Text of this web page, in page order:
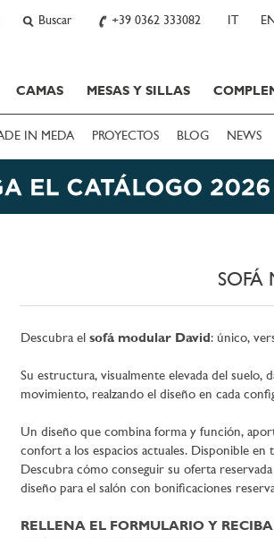
Buscar +39 0362 333082 IT
CAMAS MESAS Y SILLAS
IN MEDA PROYECTOS BLOG NEWS
SOFÁ
Descubra el sofá modular David: único,
Su estructura, visualmente elevada del suelo,
movimiento, realzando el diseño en cada
Un diseño que combina forma y función,
confort a los espacios actuales. Disponible en
Descubra cómo conseguir su oferta
diseño para el salón con bonificaciones
RELLENA EL FORMULARIO Y